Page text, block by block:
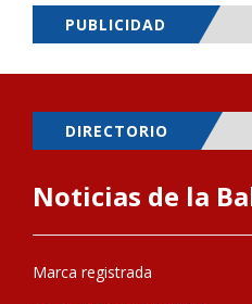
PUBLICIDAD
DIRECTORIO
Noticias de la
Marca registrada